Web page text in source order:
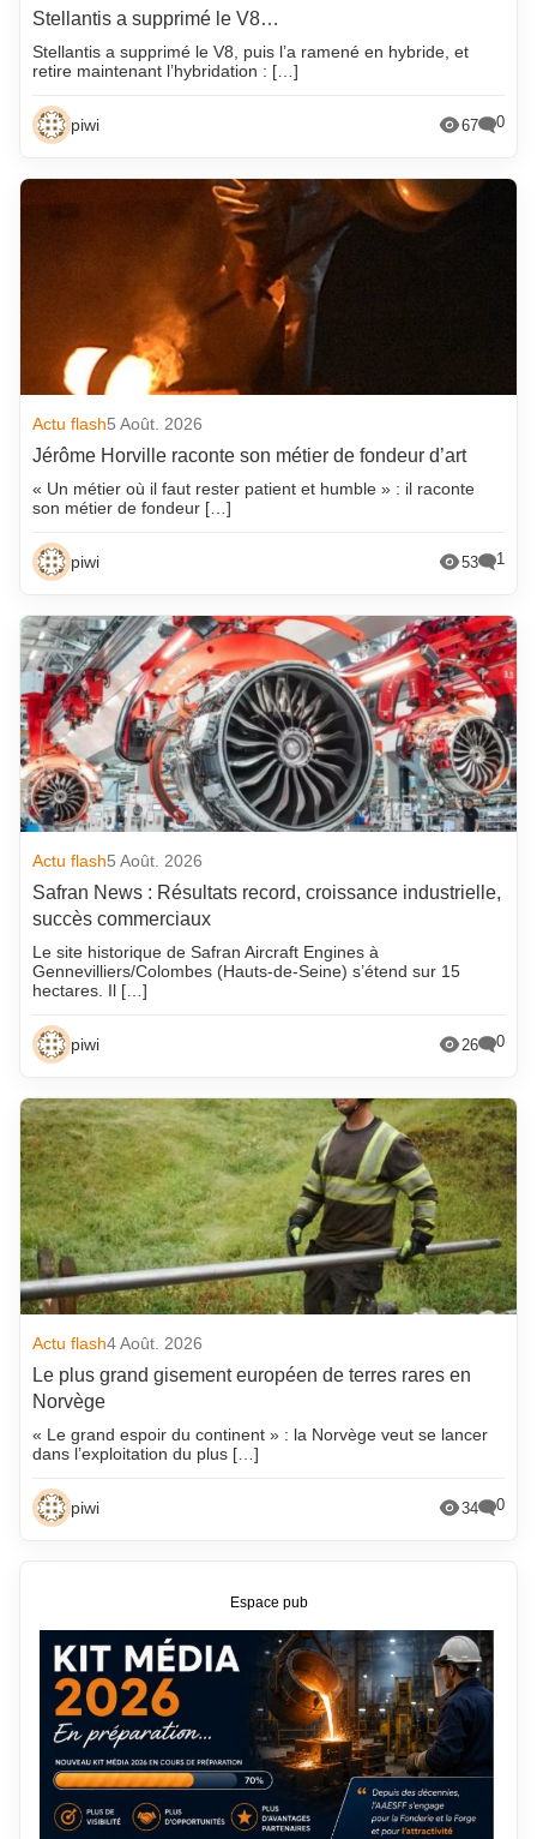
Stellantis a supprimé le V8…
Stellantis a supprimé le V8, puis l’a ramené en hybride, et
retire maintenant l’hybridation : […]
piwi 67 0
Actu flash5 Août. 2026
Jérôme Horville raconte son métier de fondeur d’art
« Un métier où il faut rester patient et humble » : il raconte
son métier de fondeur […]
piwi 53 1
Actu flash5 Août. 2026
Safran News : Résultats record, croissance industrielle,
succès commerciaux
Le site historique de Safran Aircraft Engines à
Gennevilliers/Colombes (Hauts-de-Seine) s’étend sur 15
hectares. Il […]
piwi 26 0
Actu flash4 Août. 2026
Le plus grand gisement européen de terres rares en
Norvège
« Le grand espoir du continent » : la Norvège veut se lancer
dans l’exploitation du plus […]
piwi 34 0
Espace pub